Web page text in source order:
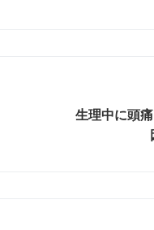
生理中に頭